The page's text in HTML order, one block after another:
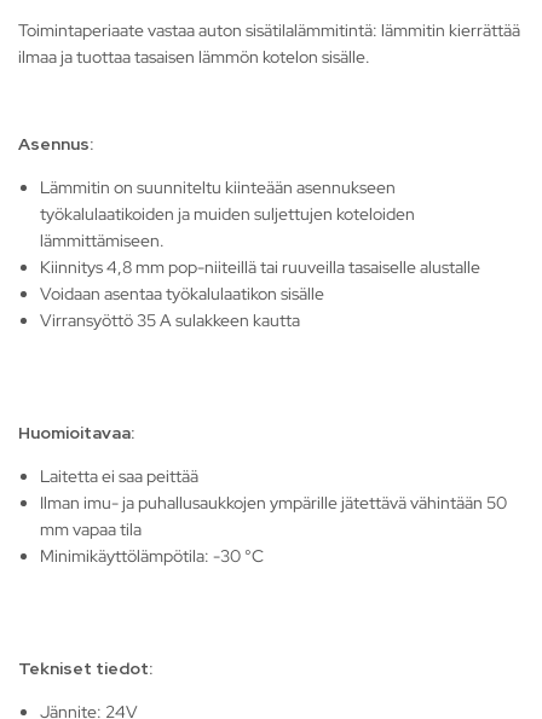
Toimintaperiaate vastaa auton sisätilalämmitintä: lämmitin kierrättää
ilmaa ja tuottaa tasaisen lämmön kotelon sisälle.
Asennus:
Lämmitin on suunniteltu kiinteään asennukseen
työkalulaatikoiden ja muiden suljettujen koteloiden
lämmittämiseen.
Kiinnitys 4,8 mm pop-niiteillä tai ruuveilla tasaiselle alustalle
Voidaan asentaa työkalulaatikon sisälle
Virransyöttö 35 A sulakkeen kautta
Huomioitavaa:
Laitetta ei saa peittää
Ilman imu- ja puhallusaukkojen ympärille jätettävä vähintään 50
mm vapaa tila
Minimikäyttölämpötila: -30 °C
Tekniset tiedot:
Jännite: 24V